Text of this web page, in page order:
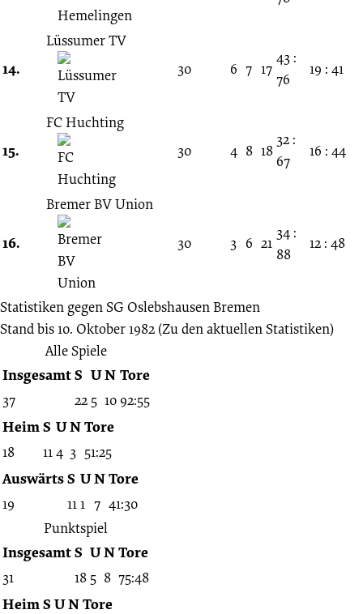
14.
Lüssumer TV
30
6 7 17
43 :
76
19 : 41
15.
FC Huchting
30
4 8 18
32 :
67
16 : 44
16.
Bremer BV Union
30 3 6 21
34 :
88
12 : 48
Statistiken gegenSG Oslebshausen Bremen
Stand bis 10. Oktober 1982 (Zu den aktuellen Statistiken)
Alle Spiele
InsgesamtS UN Tore
37 22 5 10 92:55
HeimS UNTore
18 114 3 51:25
AuswärtsS UNTore
19 111 7 41:30
Punktspiel
InsgesamtS UNTore
31 18 5 8 75:48
HeimS UNTore